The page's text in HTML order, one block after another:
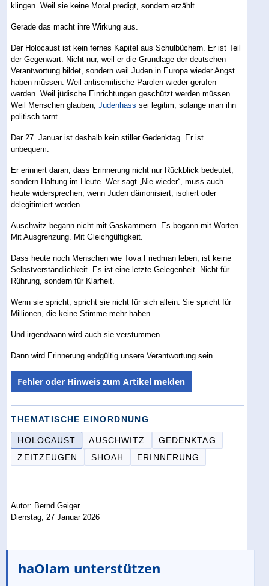
klingen. Weil sie keine Moral predigt, sondern erzählt.
Gerade das macht ihre Wirkung aus.
Der Holocaust ist kein fernes Kapitel aus Schulbüchern. Er ist Teil
der Gegenwart. Nicht nur, weil er die Grundlage der deutschen
Verantwortung bildet, sondern weil Juden in Europa wieder Angst
haben müssen. Weil antisemitische Parolen wieder gerufen
werden. Weil jüdische Einrichtungen geschützt werden müssen.
Weil Menschen glauben,Judenhass sei legitim, solange man ihn
politisch tarnt.
Der 27. Januar ist deshalb kein stiller Gedenktag. Er ist
unbequem.
Er erinnert daran, dass Erinnerung nicht nur Rückblick bedeutet,
sondern Haltung im Heute. Wer sagt „Nie wieder“, muss auch
heute widersprechen, wenn Juden dämonisiert, isoliert oder
delegitimiert werden.
Auschwitz begann nicht mit Gaskammern. Es begann mit Worten.
Mit Ausgrenzung. Mit Gleichgültigkeit.
Dass heute noch Menschen wie Tova Friedman leben, ist keine
Selbstverständlichkeit. Es ist eine letzte Gelegenheit. Nicht für
Rührung, sondern für Klarheit.
Wenn sie spricht, spricht sie nicht für sich allein. Sie spricht für
Millionen, die keine Stimme mehr haben.
Und irgendwann wird auch sie verstummen.
Dann wird Erinnerung endgültig unsere Verantwortung sein.
Fehler oder Hinweis zum Artikel melden
THEMATISCHE EINORDNUNG
HOLOCAUST AUSCHWITZ
GEDENKTAG
ZEITZEUGEN
SHOAH ERINNERUNG
Autor: Bernd Geiger
Dienstag, 27 Januar 2026
haOlam unterstützen